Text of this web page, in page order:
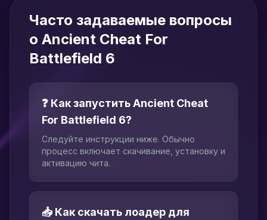
Часто задаваемые вопросы
о Ancient Cheat For
Battlefield 6
❓ Как запустить Ancient Cheat
For Battlefield 6?
Следуйте инструкции ниже. Обычно
процесс включает скачивание, установку и
активацию чита.
📥 Как скачать лоадер для